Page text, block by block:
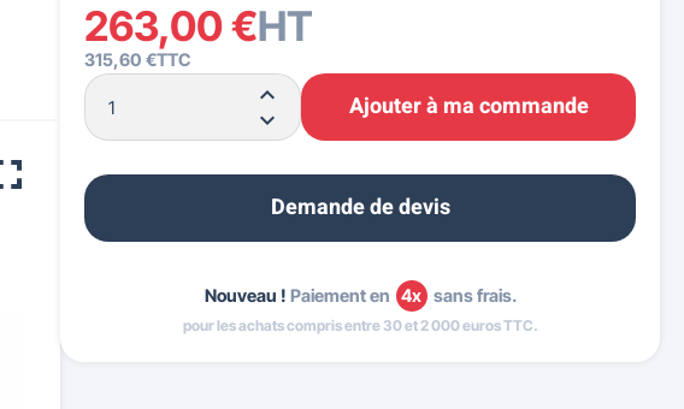
Accessibilité PMR
263,00 €HT
315,60 €TTC
Ajouter à ma commande
Demande de devis
Nouveau ! Paiement en 4x sans frais.
pour les achats compris entre 30 et 2 000 euros TTC.